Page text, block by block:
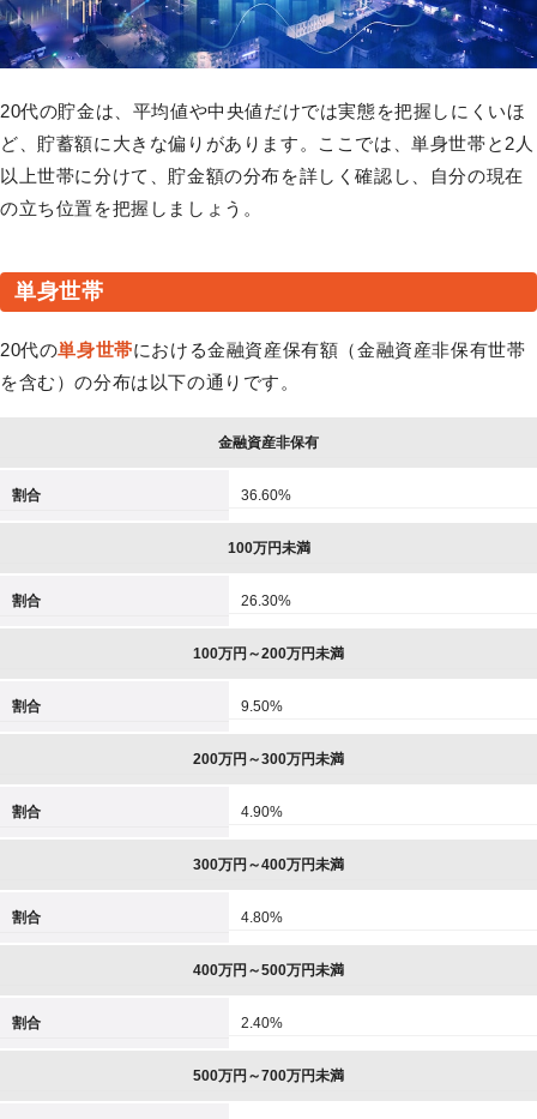
20代の貯金は、平均値や中央値だけでは実態を把握しにくいほ
ど、貯蓄額に大きな偏りがあります。ここでは、単身世帯と2人
以上世帯に分けて、貯金額の分布を詳しく確認し、自分の現在
の立ち位置を把握しましょう。
単身世帯
20代の単身世帯における金融資産保有額（金融資産非保有世帯
を含む）の分布は以下の通りです。
金融資産非保有
割合 36.60%
100万円未満
割合 26.30%
100万円～200万円未満
割合 9.50%
200万円～300万円未満
割合 4.90%
300万円～400万円未満
割合 4.80%
400万円～500万円未満
割合 2.40%
500万円～700万円未満